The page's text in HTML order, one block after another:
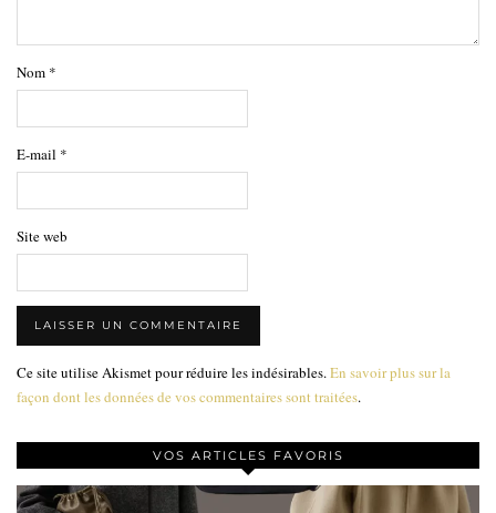
Nom *
E-mail *
Site web
Ce site utilise Akismet pour réduire les indésirables. En savoir plus sur la
façon dont les données de vos commentaires sont traitées.
VOS ARTICLES FAVORIS